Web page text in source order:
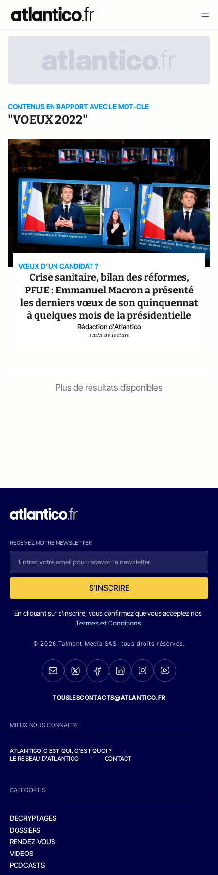
CONTENUS EN RAPPORT AVEC LE MOT-CLE
"VOEUX 2022"
VŒUX D’UN CANDIDAT ?
Crise sanitaire, bilan des réformes,
PFUE : Emmanuel Macron a présenté
les derniers vœux de son quinquennat
à quelques mois de la présidentielle
Rédaction d'Atlantico
1 min de lecture
Plus de résultats disponibles
RECEVEZ NOTRE NEWSLETTER
S'INSCRIRE
En cliquant sur s'inscrire, vous confirmez que vous acceptez nos
Termes et Conditions
© 2026 Talmont Media SAS. tous droits réservés.
TOUSLESCONTACTS@ATLANTICO.FR
MIEUX NOUS CONNAITRE
ATLANTICO C'EST QUI, C'EST QUOI ?
/
LE RESEAU D'ATLANTICO
/ CONTACT
CATEGORIES
DECRYPTAGES
DOSSIERS
RENDEZ-VOUS
VIDEOS
PODCASTS